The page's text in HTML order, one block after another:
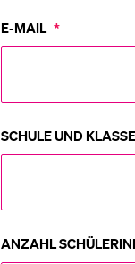
E-MAIL *
SCHULE UND KLASSE
ANZAHL